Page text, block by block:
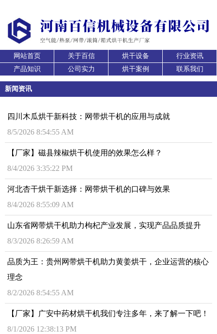
网站首页 关于百信 烘干设备
行业资讯
产品知识
公司实力 烘干案例 联系我们
新闻资讯
四川木瓜烘干新科技：网带烘干机的应用与成就
8/5/2026 8:54:55 AM
【厂家】磁县辣椒烘干机使用的效果怎么样？
8/4/2026 3:35:22 PM
河北杏干烘干新选择：网带烘干机的口碑与效果
8/4/2026 8:55:09 AM
山东省网带烘干机助力枸杞产业发展，实现产品品质提升
8/3/2026 8:26:59 AM
品质为王：贵州网带烘干机助力黄姜烘干，企业运营的核心
理念
8/2/2026 8:54:55 AM
【厂家】广安中药材烘干机我们专注多年，来了解一下吧！
8/1/2026 12:38:13 PM